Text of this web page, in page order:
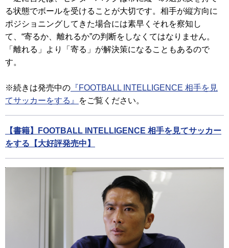
る状態でボールを受けることが大切です。相手が縦方向に
ポジショニングしてきた場合には素早くそれを察知し
て、“寄るか、離れるか”の判断をしなくてはなりません。
「離れる」より「寄る」が解決策になることもあるので
す。
※続きは発売中の 『FOOTBALL INTELLIGENCE 相手を見
てサッカーをする』
をご覧ください。
【書籍】FOOTBALL INTELLIGENCE 相手を見てサッカー
をする【大好評発売中】